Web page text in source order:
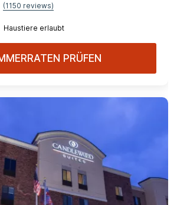
(1150 reviews)
Haustiere erlaubt
PRÜFEN